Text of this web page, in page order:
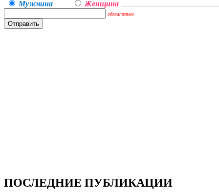
Мужчина Женщина
обязательно
ПОСЛЕДНИЕ ПУБЛИКАЦИИ